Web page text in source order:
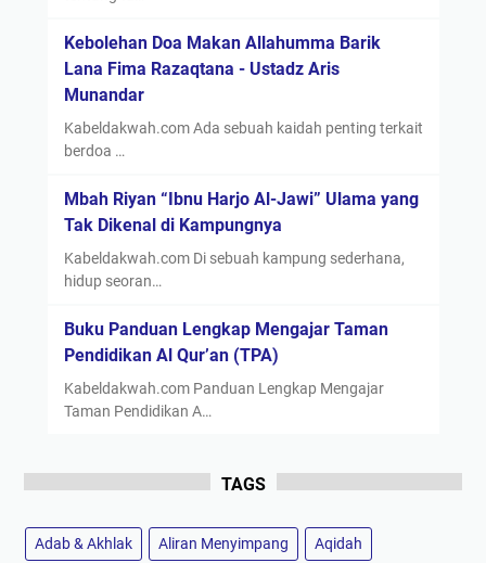
Kebolehan Doa Makan Allahumma Barik
Lana Fima Razaqtana - Ustadz Aris
Munandar
Kabeldakwah.com Ada sebuah kaidah penting terkait
berdoa …
Mbah Riyan “Ibnu Harjo Al-Jawi” Ulama yang
Tak Dikenal di Kampungnya
Kabeldakwah.com Di sebuah kampung sederhana,
hidup seoran…
Buku Panduan Lengkap Mengajar Taman
Pendidikan Al Qur’an (TPA)
Kabeldakwah.com Panduan Lengkap Mengajar
Taman Pendidikan A…
TAGS
Adab & Akhlak Aliran Menyimpang Aqidah